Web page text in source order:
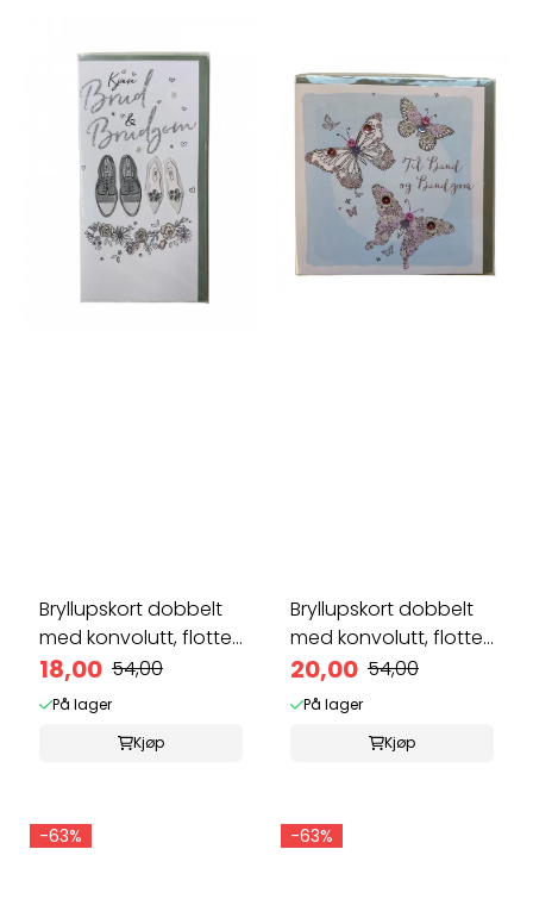
Bryllupskort dobbelt
med konvolutt, flotte
...
18,00 54,00
På lager
Kjøp
Bryllupskort dobbelt
med konvolutt, flotte
...
20,00 54,00
På lager
Kjøp
-63% -63%